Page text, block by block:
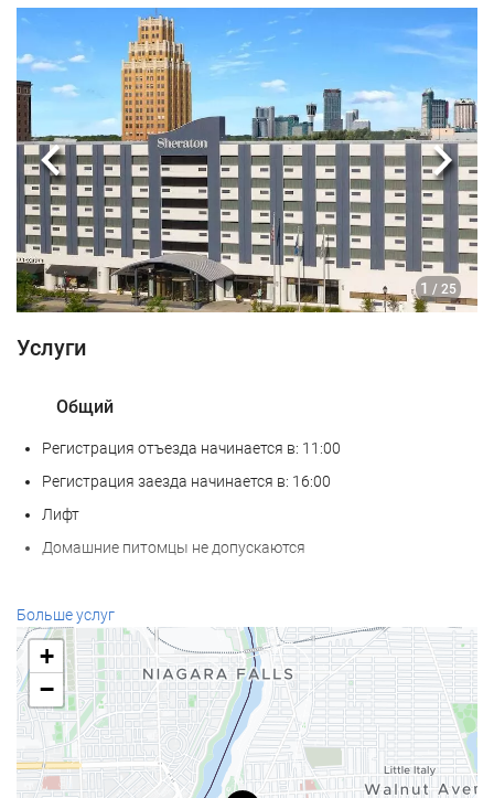
1 / 25
Предыдущий
Услуги
Общий
Регистрация отъезда начинается в: 11:00
Регистрация заезда начинается в: 16:00
Лифт
Домашние питомцы не допускаются
Ресторан à la carte
Кофейня на территории
Услуги ресепшн
Больше услуг
+
−